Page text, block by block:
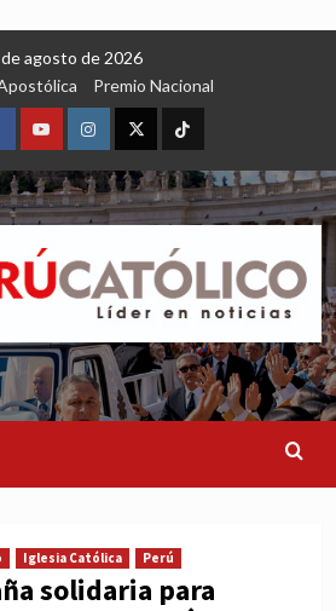
agosto de 2026
Premio Nacional
YoutubeInstagram
X TikTok
Iglesia Católica Perú
solidaria para